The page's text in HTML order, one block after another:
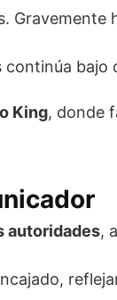
Gravemente
continúa bajo
King, donde
autoridades,